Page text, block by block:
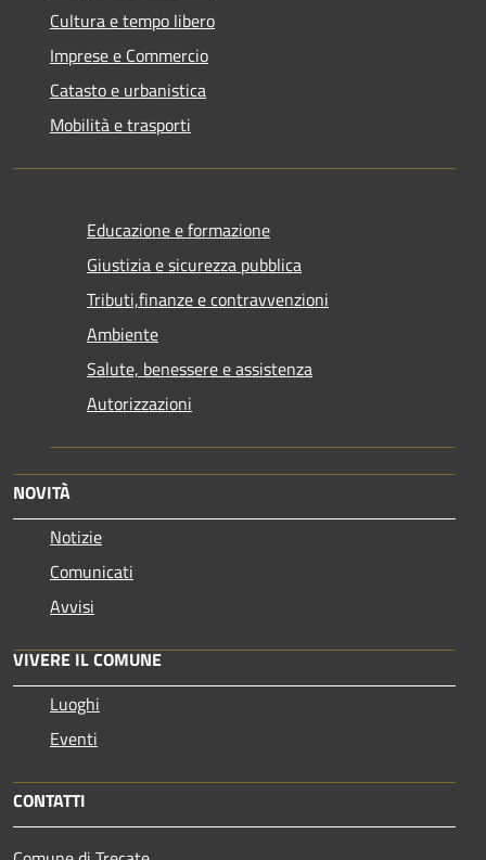
Cultura e tempo libero
Imprese e Commercio
Catasto e urbanistica
Mobilità e trasporti
Educazione e formazione
Giustizia e sicurezza pubblica
Tributi,finanze e contravvenzioni
Ambiente
Salute, benessere e assistenza
Autorizzazioni
NOVITÀ
Notizie
Comunicati
Avvisi
VIVERE IL COMUNE
Luoghi
Eventi
CONTATTI